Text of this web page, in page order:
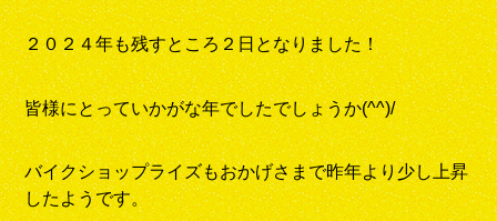
２０２４年も残すところ２日となりました！
皆様にとっていかがな年でしたでしょうか(^^)/
バイクショップライズもおかげさまで昨年より少し上昇
したようです。